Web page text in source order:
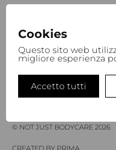
Cookies
Questo sito web
migliore esperienza
Accetto tutti
NOT JUST A PHILOSOPHY
LINGUE
EN DE
© NOT JUST BODYCARE 2026